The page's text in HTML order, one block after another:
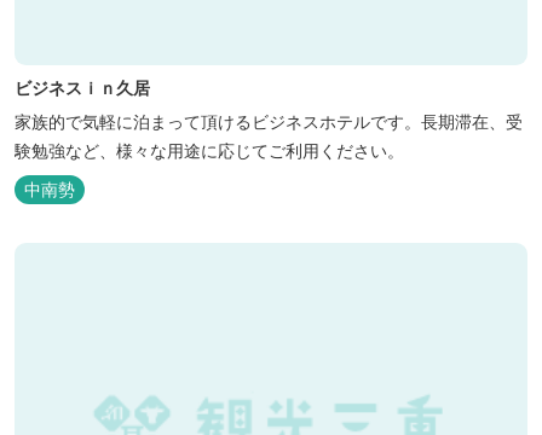
ビジネスｉｎ久居
家族的で気軽に泊まって頂けるビジネスホテルです。長期滞在、受
験勉強など、様々な用途に応じてご利用ください。
中南勢